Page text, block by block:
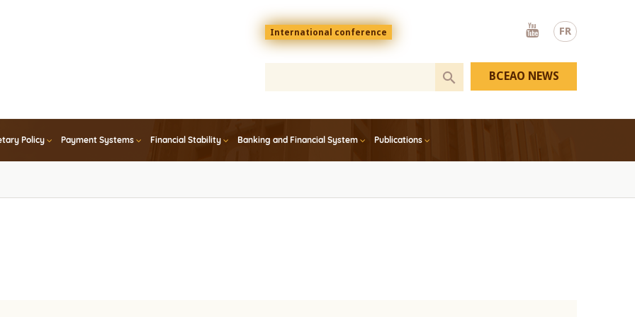
FR
Menu
top
En
International conference
Youtube
Policy Payment Systems Financial Stability Banking and Financial System Publications
BCEAO NEWS